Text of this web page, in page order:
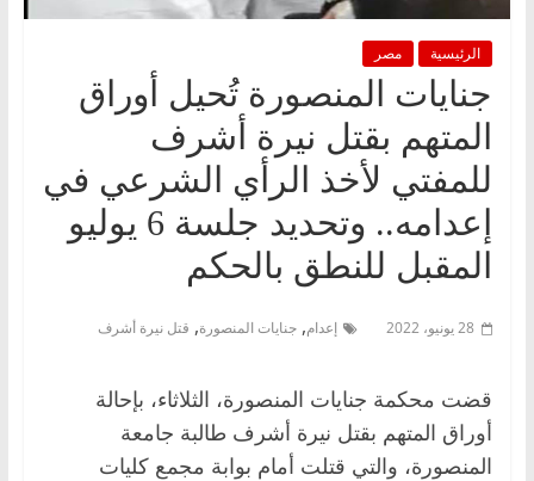
الرئيسية مصر
جنايات المنصورة تُحيل أوراق
المتهم بقتل نيرة أشرف
للمفتي لأخذ الرأي الشرعي في
إعدامه.. وتحديد جلسة 6 يوليو
المقبل للنطق بالحكم
28 يونيو، 2022 إعدام, جنايات المنصورة, قتل نيرة أشرف
قضت محكمة جنايات المنصورة، الثلاثاء، بإحالة
أوراق المتهم بقتل نيرة أشرف طالبة جامعة
المنصورة، والتي قتلت أمام بوابة مجمع كليات